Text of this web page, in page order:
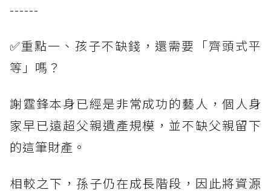
------
✅重點一、孩子不缺錢，還需要「齊頭式平
等」嗎？
謝霆鋒本身已經是非常成功的藝人，個人身
家早已遠超父親遺產規模，並不缺父親留下
的這筆財產。
相較之下，孫子仍在成長階段，因此將資源